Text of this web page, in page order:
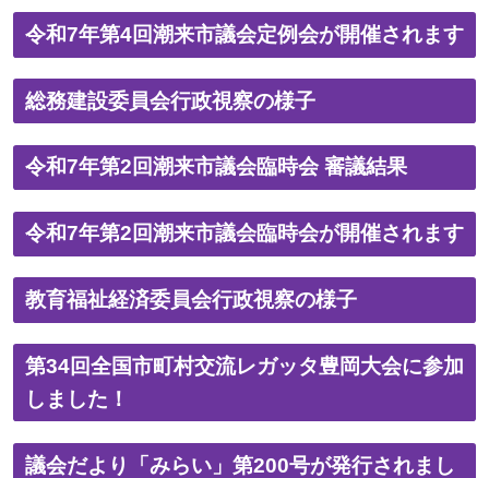
令和7年第4回潮来市議会定例会が開催されます
総務建設委員会行政視察の様子
令和7年第2回潮来市議会臨時会 審議結果
令和7年第2回潮来市議会臨時会が開催されます
教育福祉経済委員会行政視察の様子
第34回全国市町村交流レガッタ豊岡大会に参加
しました！
議会だより「みらい」第200号が発行されまし